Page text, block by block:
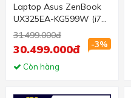
Laptop Asus ZenBook
UX325EA-KG599W (i7
1165G7/16GB
RAM/512GB SSD/13.3
FHD/Win10/Cáp/Túi/Xá
m)
31.499.000đ
-3%
30.499.000đ
Còn hàng